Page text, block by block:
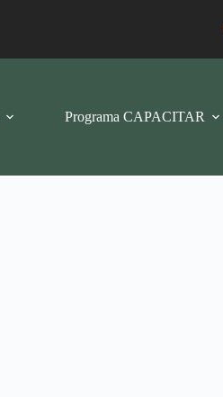
Programa CAPACITAR